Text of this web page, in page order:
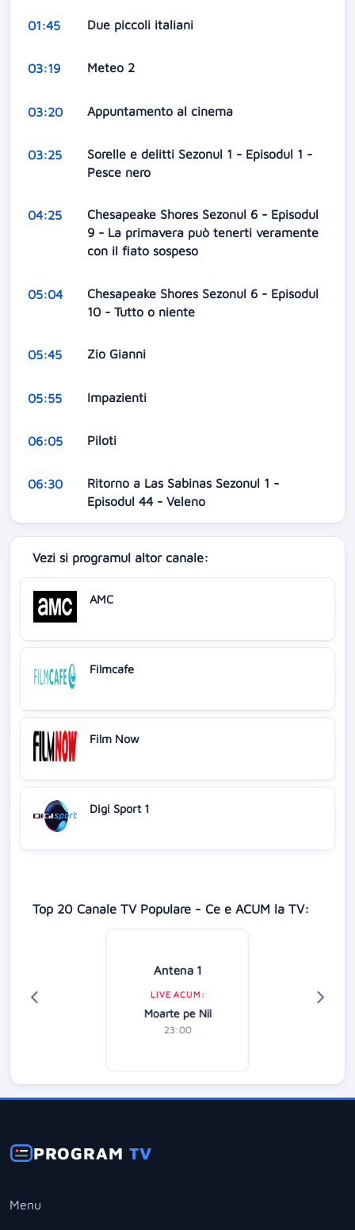
01:45 Due piccoli italiani
03:19 Meteo 2
03:20 Appuntamento al cinema
03:25
Sorelle e delitti Sezonul 1 - Episodul 1 -
Pesce nero
04:25
Chesapeake Shores Sezonul 6 - Episodul
9 - La primavera può tenerti veramente
con il fiato sospeso
05:04
Chesapeake Shores Sezonul 6 - Episodul
10 - Tutto o niente
05:45 Zio Gianni
05:55 Impazienti
06:05 Piloti
06:30
Ritorno a Las Sabinas Sezonul 1 -
Episodul 44 - Veleno
Vezi si programul altor canale:
AMC
Filmcafe
Film Now
Digi Sport 1
Top 20 Canale TV Populare - Ce e ACUM la TV:
Antena 1
LIVE ACUM:
Moarte pe Nil
23:00
PROGRAMTV
Menu